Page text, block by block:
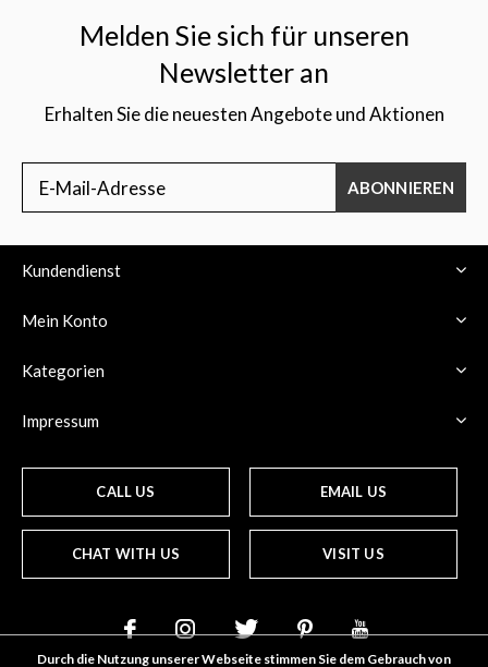
Melden Sie sich für unseren
Newsletter an
Erhalten Sie die neuesten Angebote und Aktionen
ABONNIEREN
Kundendienst
Mein Konto
Kategorien
Impressum
CALL US EMAIL US
CHAT WITH US VISIT US
Durch die Nutzung unserer Webseite stimmen Sie dem Gebrauch von